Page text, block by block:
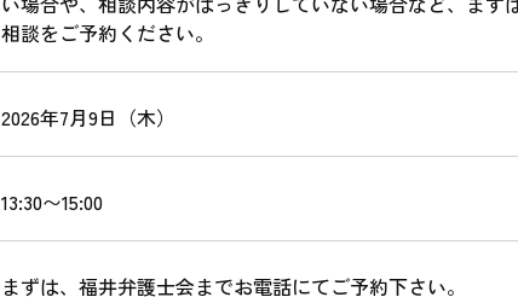
相談をご予約ください。
2026年7月9日（木）
13:30〜15:00
まずは、福井弁護士会までお電話にてご予約下さい。